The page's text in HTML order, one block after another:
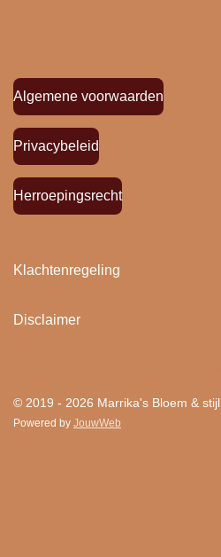
Algemene voorwaarden
Privacybeleid
Herroepingsrecht
Klachtenregeling
Disclaimer
© 2019 - 2026 Marrika's Bloem & stijl
Powered by JouwWeb